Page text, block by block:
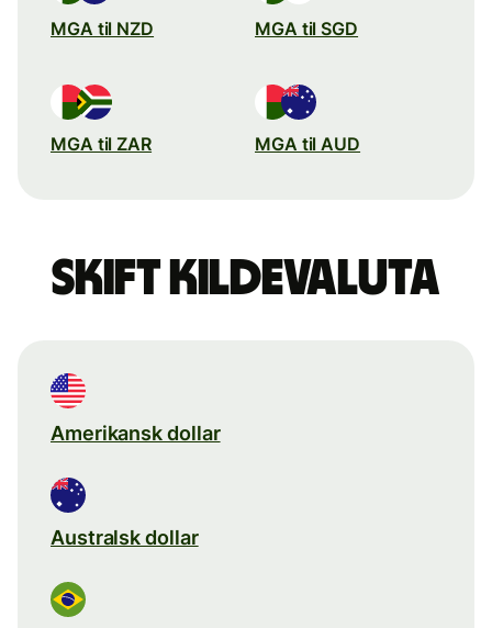
MGA til NZD MGA til SGD
MGA til ZAR MGA til AUD
Skift kildevaluta
Amerikansk dollar
Australsk dollar